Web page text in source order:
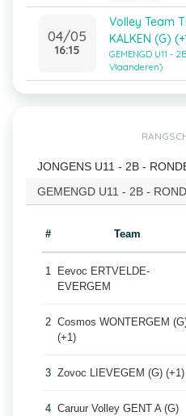
04/05
16:15
Volley Team
KALKEN (G)
GEMENGD U11 -
Vlaanderen)
JONGENS U11 - 2B -
GEMENGD U11 - 2B -
# Team
1
Eevoc ERTVELDE-
EVERGEM
2 Cosmos WONTERGEM
(+1)
3 Zovoc LIEVEGEM (G) (+1)
4 Caruur Volley GENT A (G)